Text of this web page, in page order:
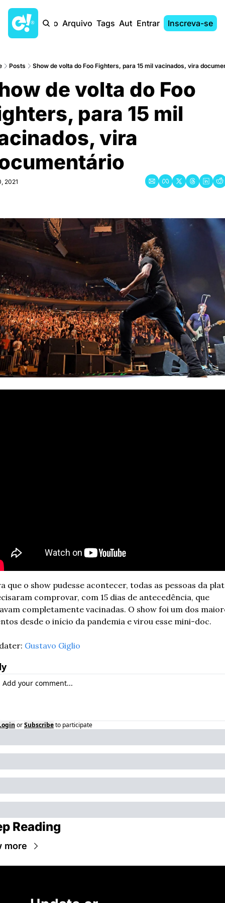
Início Arquivo Tags AutoresEntrar Inscreva-se
Posts Show de volta do Foo Fighters, para 15 mil vacinados, vira
de volta do Foo
para 15 mil
vira
2021
que o show pudesse acontecer, todas as pessoas da
comprovar, com 15 dias de antecedência, que
completamente vacinadas. O show foi um dos
desde o início da pandemia e virou esse mini-doc.
Gustavo Giglio
orSubscribeto participate
Reading
more